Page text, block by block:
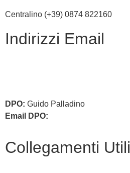
Centralino (+39) 0874 822160
Indirizzi Email
DPO: Guido Palladino
Email DPO:
Collegamenti Utili